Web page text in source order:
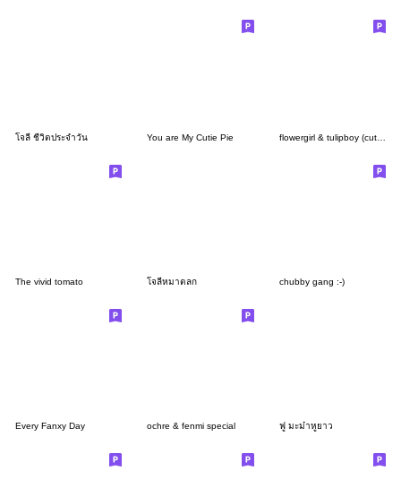
โจลี่ ชีวิตประจำวัน You are My Cutie Pie flowergirl & tulipboy (cute;)
The vivid tomato โจลี่หมาตลก chubby gang :-)
Every Fanxy Day ochre & fenmi special ฟู มะม๋าหูยาว